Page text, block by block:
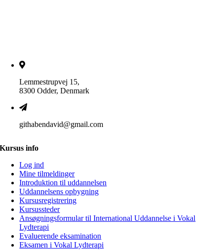
Lemmestrupvej 15,
8300 Odder, Denmark
githabendavid@gmail.com
Kursus info
Log ind
Mine tilmeldinger
Introduktion til uddannelsen
Uddannelsens opbygning
Kursusregistrering
Kursussteder
Ansøgningsformular til International Uddannelse i Vokal
Lydterapi
Evaluerende eksamination
Eksamen i Vokal Lydterapi